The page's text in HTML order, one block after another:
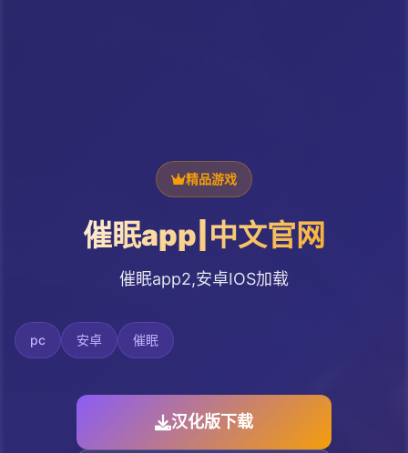
精品游戏
催眠app|中文官网
催眠app2,安卓IOS加载
pc 安卓 催眠
汉化版下载